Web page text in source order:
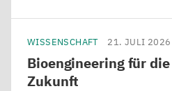
WISSENSCHAFT 21. JULI 2026
Bioengineering für
Zukunft